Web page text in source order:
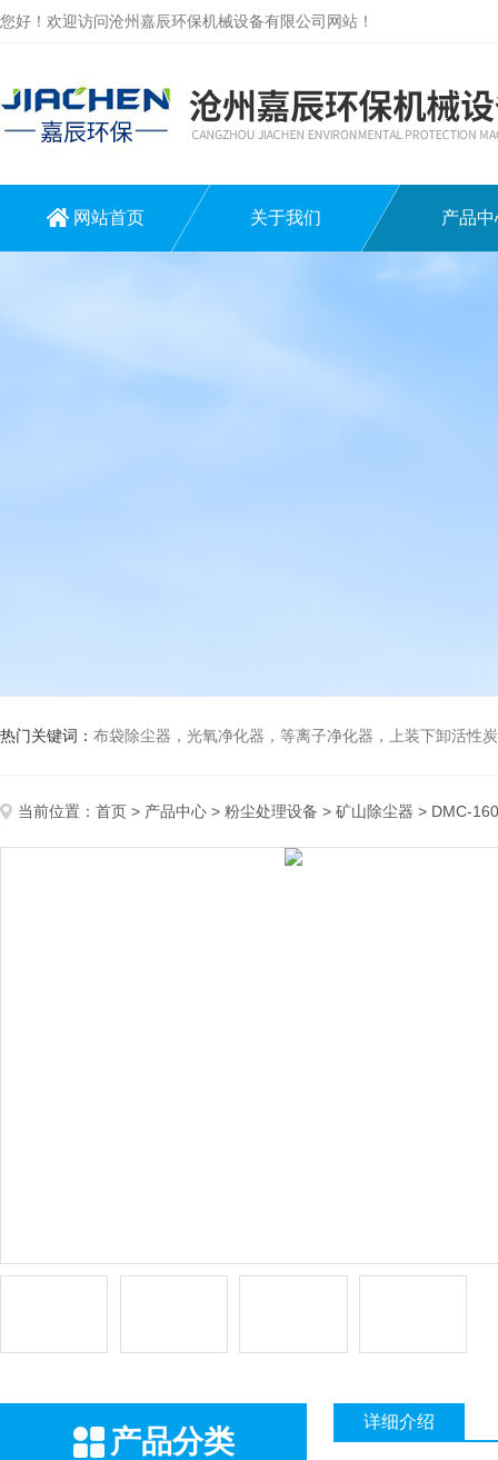
您好！欢迎访问沧州嘉辰环保机械设备有限公司网站！
网站首页 关于我们 产品中
热门关键词： 布袋除尘器，光氧净化器，等离子净化器，上装下卸活性炭吸附箱，打磨除尘
当前位置： 首页 > 产品中心 > 粉尘处理设备 > 矿山除尘器 > DMC-
产品分类
详细介绍